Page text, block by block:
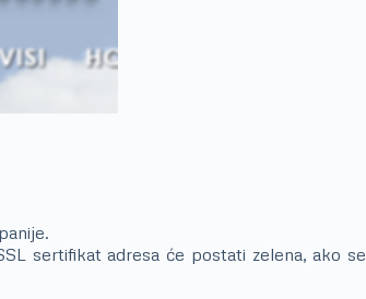
sertifikat adresa će postati zelena, ako se